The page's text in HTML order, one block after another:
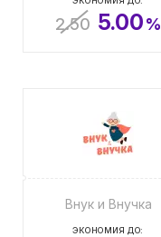
2.50 5.00%
Внук и Внучка
ЭКОНОМИЯ ДО: